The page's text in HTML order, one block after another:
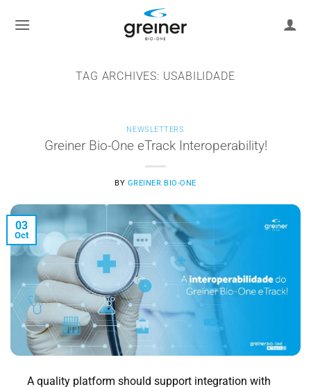
TAG ARCHIVES: USABILIDADE
NEWSLETTERS
Greiner Bio-One eTrack Interoperability!
BY GREINER BIO-ONE
03
Oct
A quality platform should support integration with